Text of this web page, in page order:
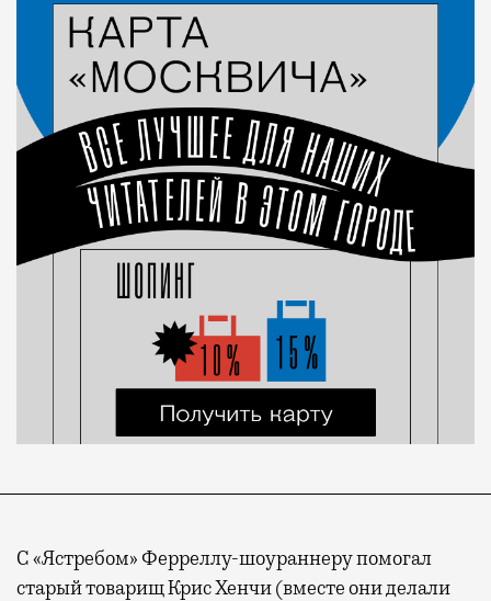
С «Ястребом» Ферреллу-шоураннеру помогал
старый товарищ Крис Хенчи (вместе они делали